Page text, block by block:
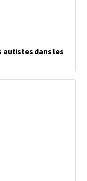
autistes dans les